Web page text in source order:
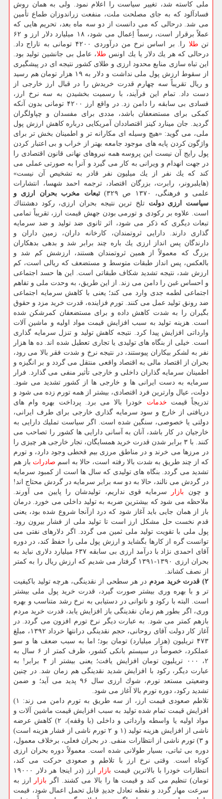
ملی كاسته شد، تغییر سیاست را اعلام نمود. ولی به همان روش
فسادآلود كه به جای مصلحت ملت، منفعت زراندوزان طماع تأمین
می شد. درحالی كه می دانست از دو سه ماه بعد، تحریم هایی كه
عملاً برقرار است، رسماً اِعمال می شود، ۱۸ میلیارد دلار ارز و ۶۲
تنطلا
را. بر اساس نرخ من درآوردی ۴۲۰۰ تومانی به تاراج داد.
درحالی كه هر یك دلار یا یك اونس طلا، عامل بی جانشین تولید بود.
این تباه سازی منابع محدود ارزی و طلای كشور نتیجه ای در پیشگیری
از سقوط ارزش پول ملی نداشت و دلار به ۱۹ هزار تومان هم رسید
و ریال تقریباً سه چهارم قدرت خریدش را در قبال ارز خارجی از
دست داد. تمام این فرآیند، با رسمیت بخشیدن به سه نرخ ارز،
فسادی بی سابقه را دامن زد. در واقع ارز ۴۲۰۰ تومانی بدون آنكه
كمكی برای مستضعفان باشد، مددی برای مفسدان و چپاولگران
گردید. جان مینارد كینز اقتصاددان آمریكایی درباره كاهش ارزش پول
ملی، می گوید: «هیچ وسیله ای مكارانه تر و اطمینان بخش تر برای
واژگون كردن پایه های موجود جامعه بهتر از خراب و بی اعتبار كردن
پول رایج آن نیست این پروسه همه نیروهای نهانی قانون اقتصادی را
در جهت انهدام و ویرانی به كار می گیرد و آنرا به صورتی عملی می
كند كه یك نفر از یك میلیون نفر قادر به تشخیص آن نیست»
(هایلبرونر، رابرت، بزرگان اقتصاد، ترجمه احمد شهسا، انتشارات
علمی و فرهنگی، ۱۳۷۰ ص ۳۲۹)
تبعات مخرب بحران ارزی و
سیاست ارزی دولت تلخ ترین نتیجه بحران ارزی، ركود دهشتناك
است. علاوه بر ركودی و تورمی بودن جهش قیمت ارز، تقریباً تمامی
تبعات دیگری كه ذكر می شود، اثر ثانوی ضد تولید و ضد سرمایه
گذاری دارند. دارایی ثروتمندان، كارخانه داران، زمین داران و
دارندگان پس انداز ارزی یك باره چند برابر شد و بدهی بدهكاران
بزرگ كه معمولاً از همین ثروتمندان هستند، ارزشش كم شد و
بالعكس، پس انداز طبقات متوسط و مستضعف كه ریالی است، كم
ارزش شد، نتیجه تشدید شكاف طبقاتی است. این ها حسد اجتماعی
و احساس غبن را دامن می زند. از این طریق، به وحدت ملی و تفاهم
اجتماعی لطمه جدی وارد می كند؛ یعنی با كاهش سرمایه اجتماعی
ضد رونق تولید عمل می كنند. تورم فزاینده، قدرت خرید مزد و حقوق
بگیران را به شدت كاهش داده و برای مستضعفان كمرشكن شده
است. هزینه تولید به سبب افزایش قیمت مواد اولیه و ماشین آلات
وارداتی افزایش پیدا كرد. نتیجه كاهش تولید و تنزل سرمایه گذاری
است. خیلی از بنگاه های تولیدی یا تجاری تعطیل شده اند. ده ها هزار
نفر به لشكر بیكاران پیوستند، در نتیجه نرخ و شدت فقر بالا می رود،
بحران از اقتصاد مالی به اقتصاد واقعی منتقل می گردد و بر انگیزه و
اطمینان سرمایه گذاران داخلی و خارجی تأثیر منفی می گذارد. فرار
سرمایه به دست ایرانی ها و خارجی ها از كشور تشدید می شود.
دولت، عیال وارترین فرد اقتصادی، بیشتر از همه تورم زده می شود و
تدریجاً قیمت خدمات خودرا بالا می برد. پرداخت بهره وام های
دریافتی از خارج و سود سرمایه گذاری خارجی برای طرف ایرانی،
دولتی یا خصوصی، سنگین شده است. اگر سیاست تملیك دارایی به
خارجیان در كار باشد، آنان به آسانی دارایی ها كشور را تصاحب می
كنند. با ۳ برابر شدن قدرت خرید همسایگان، تجار خارجی هر چیزی را
در مرزها می خرند و در مناطق مرزی بیم قحطی وجود دارد، و تورم
كه از چند طریق به شدت بالا رفته است، حالا به اسم صادرات باز هم
تشدید می گردد. بنگاه های تولیدی كه سال ها است از كمبود سرمایه
در گردش می نالند، حالا به دو سه برابر سرمایه در گردش محتاج اند!
و چون بازار
سرمایه قوی نداریم، تولیدشان را پایین می آورند.
ملاحظه می شود كه بیشترین ضربه به تولید داخلی می خورد. درمان
باز از همان جایی باید آغاز شود كه درد ازآنجا شروع شده بود، یعنی
قدم نخست حل مشكل ارز است تا تولید ملی از فشار بیرون رود.
پول ملی با تقویت تولید ملی ثمین می گردد. اگر دلارهای نفتی می
توانست گره از كارها بگشاید و ارزش پول ملی را حفظ كند، در دوره
آقای احمدی نژاد با درآمد ارزی بی سابقه ۶۳۷ میلیارد دلاری نباید به
بحران ارزی ۱۳۹۰-۱۳۹۱ گرفتار می شدیم كه ارزش ریال را به كمتر
از نصف كشاند.
۲) قدرت خرید مردم
در هر سطحی از نقدینگی، هرچه تولید باكیفیت
تر و با بهره وری بیشتر صورت گیرد، قدرت خرید پول ملی بیشتر
است. البته با ركود و ناتوانی در دستیابی به نرخ رشد متناسب و بهره
وری، اگر بطور هم زمان نقدینگی باز افزایش یابد، قدرت خرید مردم
بازهم كمتر می شود. به عبارت دیگر نرخ تورم افزون می گردد. در
آغاز كار دولت آقای روحانی، حجم نقدینگی درانتها خرداد ۱۳۹۲، مبلغ
۴۷۳ تریلیون (هزار میلیارد) تومان بود؛ اما به سبب ضعف ها و سو
عملكرد، خصوصاً در سیستم بانكی كشور، ظرف كمتر از ۶ سال به
۲، ۰۰۰ تریلیون تومان افزایش یافت؛ یعنی بیشتر از ۴ برابر! به
عبارت دیگر، ركود با افزایش شدید نقدینگی هم زمان شد. در چنین
وضعیتی مستعد تورم، شوك ارزی سال ۹۶ پدید می آید؛ و ضمن
تشدید ركود، دوره تورم بالا آغاز می شود.
تلاطم صعودی قیمت ارز، از سه طریق به تورم دامن می زند: ۱)
افزایش قیمت تمام شده تولید به سبب افزایش قیمت ماشین آلات و
مواد اولیه یا واسطه وارداتی و داخلی (با وقفه)، ۲) كاهش عرضه
ناشی از افزایش هزینه تولید (۱ و ۲ تورم ناشی از فشار هزینه است)
و ۳) تورم ناشی از انتظارات منفی. در بحران فعلی، برخلاف معمول،
دوره بی ثباتی، بسیار طولانی شده است. معمولاً دوره بحران ارزی
كوتاه است. وقتی نرخ ارز با تلاطم و صعودی حركت می كند،
انتظارات خودرا با بالاترین قیمت بازار
ارز (در اینجا هر دلار ۱۹۰۰۰
تومان) تنظیم می كند و قیمت ها را بالا می كشند. اگر بازار
ارز به
سرعت مهار گردد و نقطه تعادل جدیدِ قابل تحمل اعمال شود، قیمت